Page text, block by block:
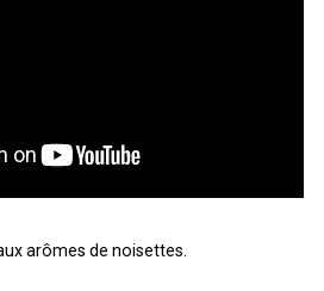
arômes de noisettes.